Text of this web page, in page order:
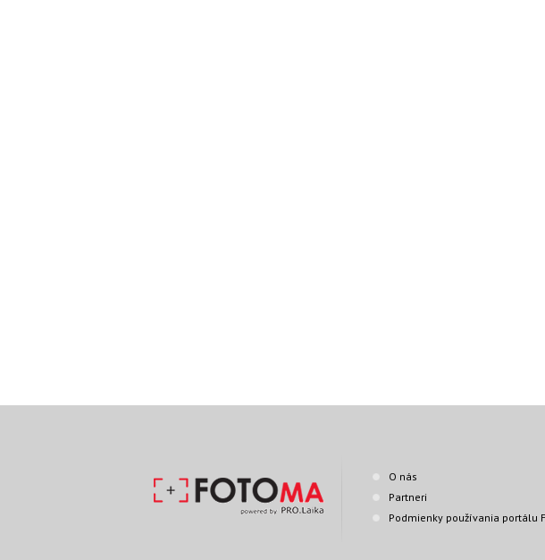
O nás
Partneri
Podmienky používania portálu